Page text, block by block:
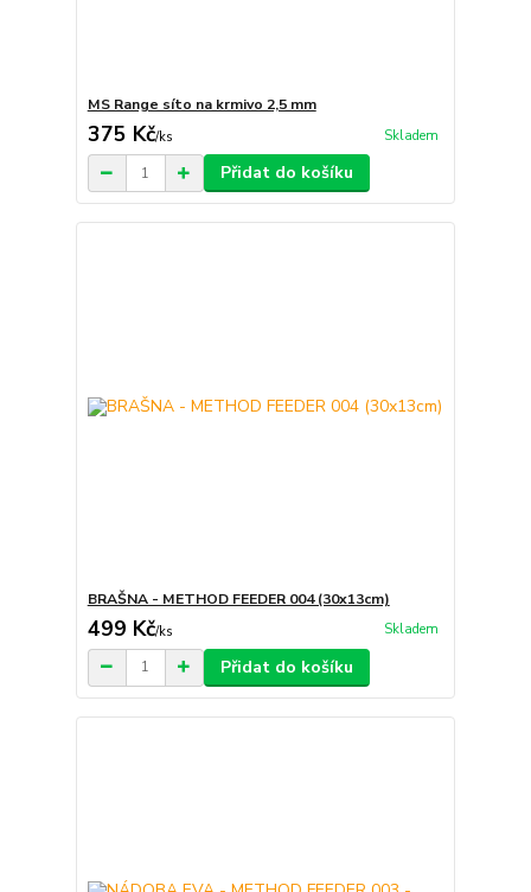
MS Range síto na krmivo 2,5 mm
375 Kč/ks Skladem
Přidat do košíku
BRAŠNA - METHOD FEEDER 004 (30x13cm)
499 Kč/ks Skladem
Přidat do košíku